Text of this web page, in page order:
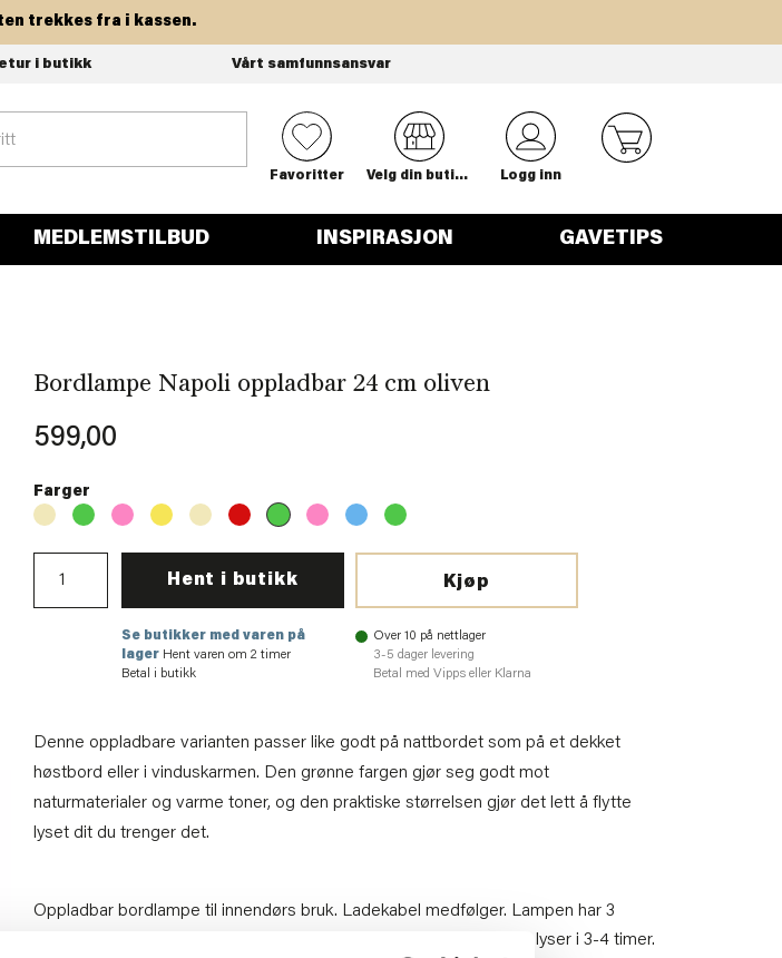
trekkes fra i kassen.
i butikk Vårt samfunnsansvar
0
Favoritter Velg din butikk Logg inn
MEDLEMSTILBUD INSPIRASJON GAVETIPS
Bordlampe Napoli oppladbar 24 cm oliven
599,00
Farger
Kjøp
Hent i butikk
Over 10 på nettlager
3-5 dager levering
Betal med Vipps eller Klarna
Se butikker med varen på
lagerHent varen om 2 timer
Betal i butikk
Denne oppladbare varianten passer like godt på nattbordet som på et dekket
høstbord eller i vinduskarmen. Den grønne fargen gjør seg godt mot
naturmaterialer og varme toner, og den praktiske størrelsen gjør det lett å flytte
lyset dit du trenger det.
Oppladbar bordlampe til innendørs bruk. Ladekabel medfølger. Lampen har 3
dimmemuligheter. Når lampen er fulladet kan man forvente at den lyser i 3-4 timer.